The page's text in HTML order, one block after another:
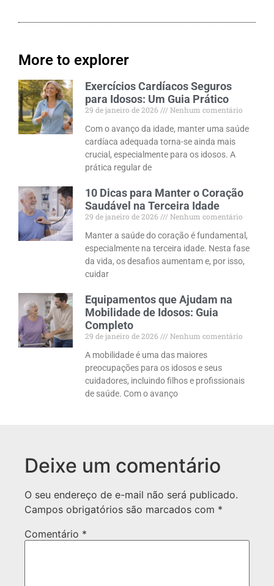
More to explorer
Exercícios Cardíacos Seguros
para Idosos: Um Guia Prático
29 de janeiro de 2026
Nenhum comentário
Com o avanço da idade, manter uma saúde
cardíaca adequada torna-se ainda mais
crucial, especialmente para os idosos. A
prática regular de
10 Dicas para Manter o Coração
Saudável na Terceira Idade
29 de janeiro de 2026
Nenhum comentário
Manter a saúde do coração é fundamental,
especialmente na terceira idade. Nesta fase
da vida, os desafios aumentam e, por isso,
cuidar
Equipamentos que Ajudam na
Mobilidade de Idosos: Guia
Completo
29 de janeiro de 2026
Nenhum comentário
A mobilidade é uma das maiores
preocupações para os idosos e seus
cuidadores, incluindo filhos e profissionais
de saúde. Com o avanço
Deixe um comentário
O seu endereço de e-mail não será publicado.
Campos obrigatórios são marcados com *
Comentário *